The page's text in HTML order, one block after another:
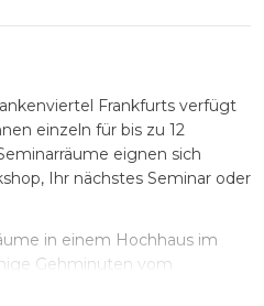
Frankfurts verfügt
einzeln für bis zu 12
eignen sich
Ihr nächstes Seminar oder
in einem Hochhaus im
Gehminuten vom
somit sowohl mit dem